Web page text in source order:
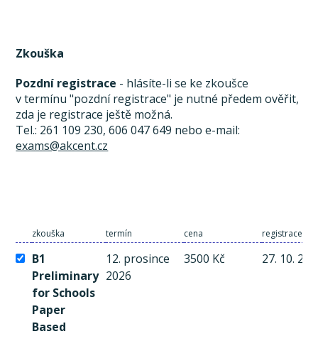
Zkouška
Pozdní registrace - hlásíte-li se ke zkoušce
v termínu "pozdní registrace" je nutné předem ověřit,
zda je registrace ještě možná.
Tel.: 261 109 230, 606 047 649 nebo e-mail:
exams@akcent.cz
zkouška termín cena registrace a
B1
Preliminary
for Schools
Paper
Based
12. prosince
2026
3500 Kč 27. 10.